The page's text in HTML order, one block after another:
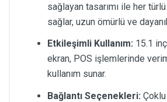
sağlayan tasarımı ile her
sağlar, uzun ömürlü ve
Etkileşimli Kullanım: 15.1
ekran, POS işlemlerinde
kullanım sunar.
Bağlantı Seçenekleri: